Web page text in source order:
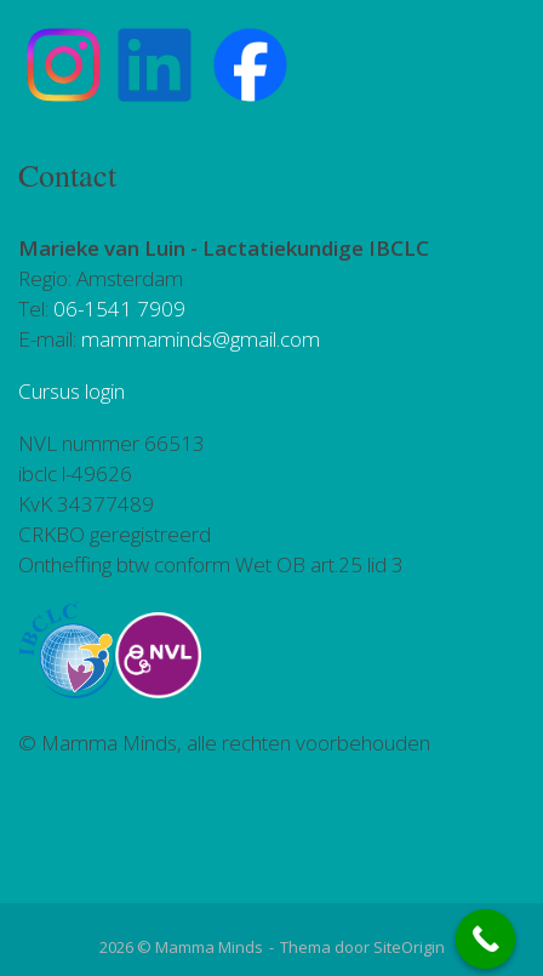
Contact
Marieke van Luin - Lactatiekundige IBCLC
Regio: Amsterdam
Tel: 06-1541 7909
E-mail: mammaminds@gmail.com
Cursus login
NVL nummer 66513
ibclc l-49626
KvK 34377489
CRKBO geregistreerd
Ontheffing btw conform Wet OB art.25 lid 3
© Mamma Minds, alle rechten voorbehouden
2026 © Mamma Minds Thema door SiteOrigin